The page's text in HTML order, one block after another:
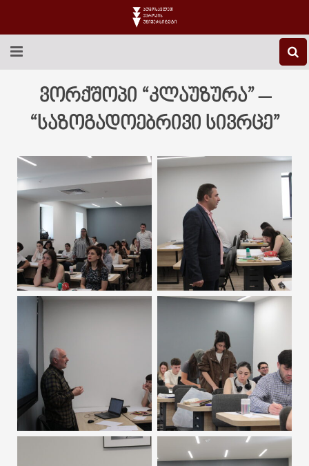
EEU-Ს ᲨᲔᲡᲐᲮᲔᲑ
ᲒᲐᲜᲐᲗᲚᲔᲑᲐ
ᲡᲐᲔᲠᲗᲐᲨᲝᲠᲘᲡᲝ
ᲑᲘᲑᲚᲘᲝᲗᲔᲙᲐ
ᲡᲢᲣᲓᲔᲜᲢᲣᲠᲘ ᲪᲮᲝᲕᲠᲔᲑᲐ
ᲙᲝᲜᲢᲐᲥᲢᲘ
ვორქშოპი “კლაუზურა” –
“საზოგადოებრივი სივრცე”